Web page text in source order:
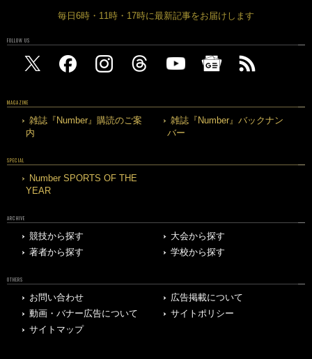
毎日6時・11時・17時に最新記事をお届けします
FOLLOW US
MAGAZINE
雑誌『Number』購読のご案
内
雑誌『Number』バックナン
バー
SPECIAL
Number SPORTS OF THE
YEAR
ARCHIVE
競技から探す
大会から探す
著者から探す
学校から探す
OTHERS
お問い合わせ
広告掲載について
動画・バナー広告について
サイトポリシー
サイトマップ